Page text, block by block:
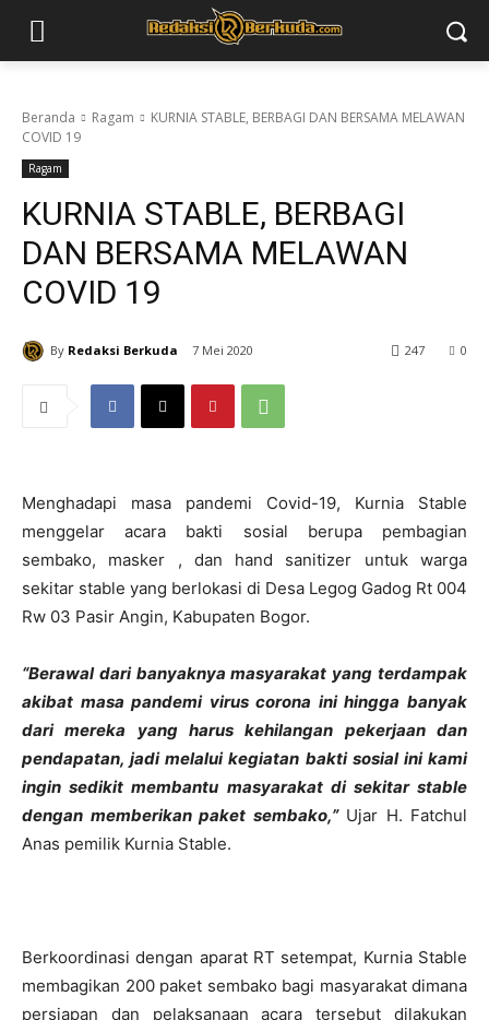
Beranda Ragam
KURNIA STABLE, BERBAGI DAN BERSAMA MELAWAN
COVID 19
Ragam
KURNIA STABLE, BERBAGI
DAN BERSAMA MELAWAN
COVID 19
By Redaksi Berkuda 7 Mei 2020 0
247
Menghadapi masa pandemi Covid-19, Kurnia Stable
menggelar acara bakti sosial berupa pembagian
sembako, masker , dan hand sanitizer untuk warga
sekitar stable yang berlokasi di Desa Legog Gadog Rt 004
Rw 03 Pasir Angin, Kabupaten Bogor.
“Berawal dari banyaknya masyarakat yang terdampak
akibat masa pandemi virus corona ini hingga banyak
dari mereka yang harus kehilangan pekerjaan dan
pendapatan, jadi melalui kegiatan bakti sosial ini kami
ingin sedikit membantu masyarakat di sekitar stable
dengan memberikan paket sembako,”Ujar H. Fatchul
Anas pemilik Kurnia Stable.
Berkoordinasi dengan aparat RT setempat, Kurnia Stable
membagikan 200 paket sembako bagi masyarakat dimana
persiapan dan pelaksanaan acara tersebut dilakukan